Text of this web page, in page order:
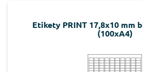
Etikety PRINT 17,8x10 mm
(100xA4)